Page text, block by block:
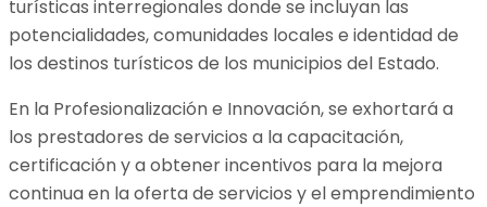
turísticas interregionales donde se incluyan las
potencialidades, comunidades locales e identidad de
los destinos turísticos de los municipios del Estado.
En la Profesionalización e Innovación, se exhortará a
los prestadores de servicios a la capacitación,
certificación y a obtener incentivos para la mejora
continua en la oferta de servicios y el emprendimiento